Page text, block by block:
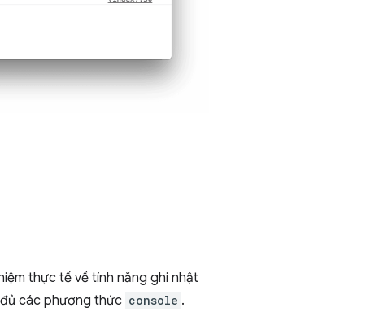
thực tế về tính năng ghi nhật
các phương thức console .